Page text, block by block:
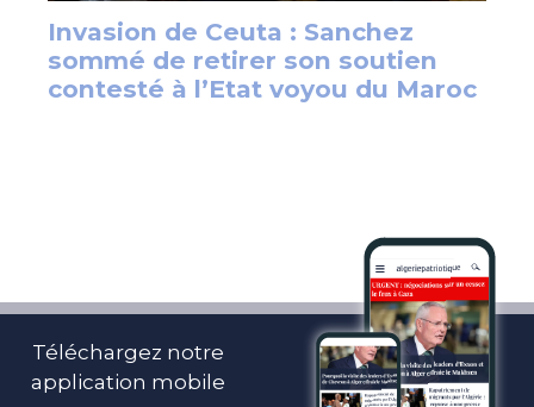
Téléchargez notre
application mobile